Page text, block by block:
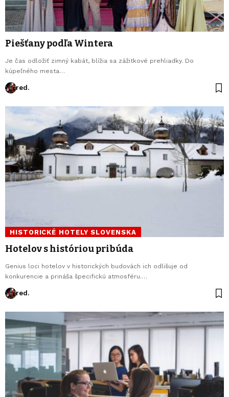
Piešťany podľa Wintera
Je čas odložiť zimný kabát, blížia sa zážitkové prehliadky. Do
kúpeľného mesta…
red.
HISTORICKÉ HOTELY SLOVENSKA
Hotelov s históriou pribúda
Genius loci hotelov v historických budovách ich odlišuje od
konkurencie a prináša špecifickú atmosféru.…
red.